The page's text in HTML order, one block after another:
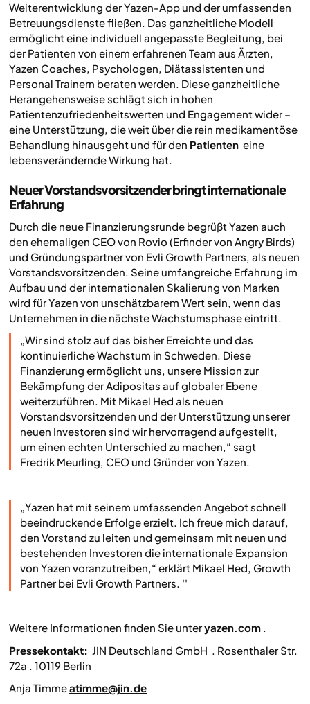
Weiterentwicklung der Yazen-App und der umfassenden
Betreuungsdienste fließen. Das ganzheitliche Modell
ermöglicht eine individuell angepasste Begleitung, bei
der Patienten von einem erfahrenen Team aus Ärzten,
Yazen Coaches, Psychologen, Diätassistenten und
Personal Trainern beraten werden. Diese ganzheitliche
Herangehensweise schlägt sich in hohen
Patientenzufriedenheitswerten und Engagement wider –
eine Unterstützung, die weit über die rein medikamentöse
Behandlung hinausgeht und für den Patienten eine
lebensverändernde Wirkung hat.
Neuer Vorstandsvorsitzender bringt internationale
Erfahrung
Durch die neue Finanzierungsrunde begrüßt Yazen auch
den ehemaligen CEO von Rovio (Erfinder von Angry Birds)
und Gründungspartner von Evli Growth Partners, als neuen
Vorstandsvorsitzenden. Seine umfangreiche Erfahrung im
Aufbau und der internationalen Skalierung von Marken
wird für Yazen von unschätzbarem Wert sein, wenn das
Unternehmen in die nächste Wachstumsphase eintritt.
„Wir sind stolz auf das bisher Erreichte und das
kontinuierliche Wachstum in Schweden. Diese
Finanzierung ermöglicht uns, unsere Mission zur
Bekämpfung der Adipositas auf globaler Ebene
weiterzuführen. Mit Mikael Hed als neuen
Vorstandsvorsitzenden und der Unterstützung unserer
neuen Investoren sind wir hervorragend aufgestellt,
um einen echten Unterschied zu machen,“ sagt
Fredrik Meurling, CEO und Gründer von Yazen.
„Yazen hat mit seinem umfassenden Angebot schnell
beeindruckende Erfolge erzielt. Ich freue mich darauf,
den Vorstand zu leiten und gemeinsam mit neuen und
bestehenden Investoren die internationale Expansion
von Yazen voranzutreiben,“ erklärt Mikael Hed, Growth
Partner bei Evli Growth Partners. ''
Weitere Informationen finden Sie unteryazen.com .
Pressekontakt: JIN Deutschland GmbH . Rosenthaler Str.
72a . 10119 Berlin
Anja Timmeatimme@jin.de